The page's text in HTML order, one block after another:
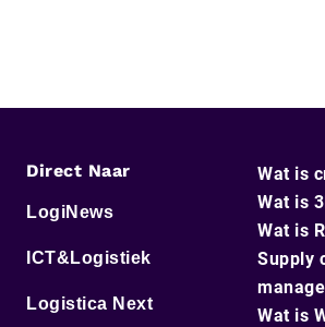
Direct Naar
LogiNews
ICT&Logistiek
Logistica Next
Wat is
Wat is
Wat is
Supply
Wat is